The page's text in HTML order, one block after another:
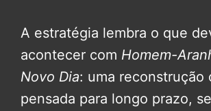
A estratégia lembra o que
acontecer com Homem-
Novo Dia: uma reconstrução
pensada para longo prazo,